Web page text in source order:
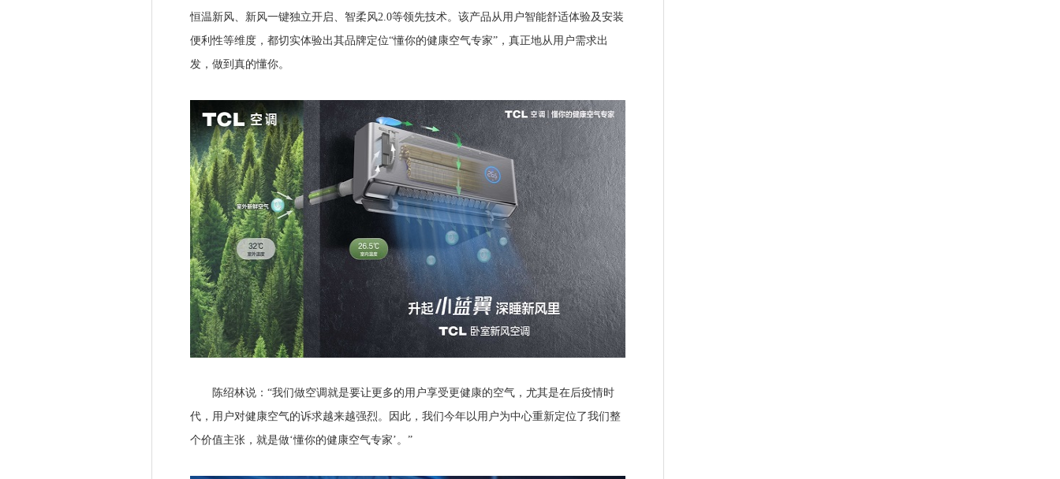
恒温新风、新风一键独立开启、智柔风2.0等领先技术。该产品从用户智能舒适体验及安装
便利性等维度，都切实体验出其品牌定位“懂你的健康空气专家”，真正地从用户需求出
发，做到真的懂你。
陈绍林说：“我们做空调就是要让更多的用户享受更健康的空气，尤其是在后疫情时
代，用户对健康空气的诉求越来越强烈。因此，我们今年以用户为中心重新定位了我们整
个价值主张，就是做‘懂你的健康空气专家’。”